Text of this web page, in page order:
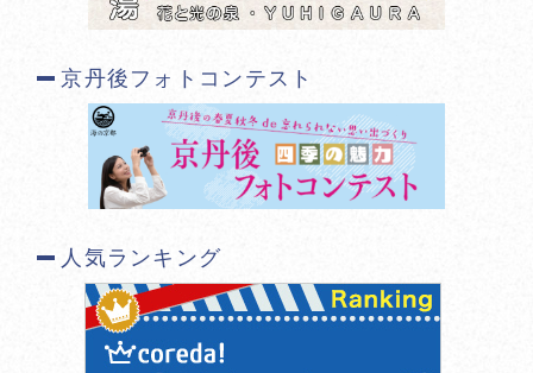
京丹後フォトコンテスト
人気ランキング